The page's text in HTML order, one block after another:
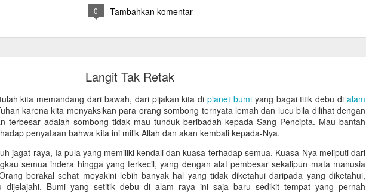
0 Tambahkan komentar
Langit Tak Retak
kita memandang dari bawah, dari pijakan kita diplanet bumiyang bagai titik debu dialam
karena kita menyaksikan para orang sombong ternyata lemah dan lucu bila dilihat dengan
terbesar adalah sombong tidak mau tunduk beribadah kepada Sang Pencipta. Mau bantah
penyataan bahwa kita ini milik Allah dan akan kembali kepada-Nya.
jagat raya, Ia pula yang memiliki kendali dan kuasa terhadap semua. Kuasa-Nya meliputi dari
semua indera hingga yang terkecil, yang dengan alat pembesar sekalipun mata manusia
berakal sehat meyakini lebih banyak hal yang tidak diketahui daripada yang diketahui,
dijelajahi. Bumi yang setitik debu di alam raya ini saja baru sedikit tempat yang pernah